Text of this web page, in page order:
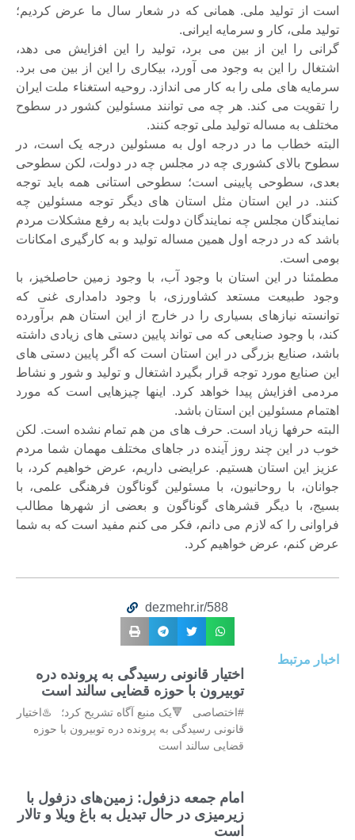
است از تولید ملی. همانی که در شعار سال ما عرض کردیم؛
تولید ملی، کار و سرمایه ایرانی.
گرانی را این از بین می برد، تولید را این افزایش می دهد،
اشتغال را این به وجود می آورد، بیکاری را این از بین می برد.
سرمایه های ملی را به کار می اندازد. روحیه استغناء ملت ایران
را تقویت می کند. هر چه می توانند مسئولین کشور در سطوح
مختلف به مساله تولید ملی توجه کنند.
البته خطاب ما در درجه اول به مسئولین درجه یک است، در
سطوح بالای کشوری چه در مجلس چه در دولت، لکن سطوحی
بعدی، سطوحی پایینی است؛ سطوحی استانی همه باید توجه
کنند. در این استان مثل استان های دیگر توجه مسئولین چه
نمایندگان مجلس چه نمایندگان دولت باید به رفع مشکلات مردم
باشد که در درجه اول همین مساله تولید و به کارگیری امکانات
بومی است.
مطمئنا در این استان با وجود آب، با وجود زمین حاصلخیز، با
وجود طبیعت مستعد کشاورزی، با وجود دامداری غنی که
توانسته نیازهای بسیاری را در خارج از این استان هم برآورده
کند، با وجود صنایعی که می تواند پایین دستی های زیادی داشته
باشد، صنایع بزرگی در این استان است که اگر پایین دستی های
این صنایع مورد توجه قرار بگیرد اشتغال و تولید و شور و نشاط
مردمی افزایش پیدا خواهد کرد. اینها چیزهایی است که مورد
اهتمام مسئولین این استان باشد.
البته حرفها زیاد است. حرف های من هم تمام نشده است. لکن
خوب در این چند روز آینده در جاهای مختلف مهمان شما مردم
عزیز این استان هستیم. عرایضی داریم، عرض خواهیم کرد، با
جوانان، با روحانیون، با مسئولین گوناگون فرهنگی علمی، با
بسیج، با دیگر قشرهای گوناگون و بعضی از شهرها مطالب
فراوانی را که لازم می دانم، فکر می کنم مفید است که به شما
عرض کنم، عرض خواهیم کرد.
dezmehr.ir/588
اخبار مرتبط
اختیار قانونی رسیدگی به پرونده دره
توبیرون با حوزه قضایی سالند است
#اختصاصی 🔻یک منبع آگاه تشریح کرد؛ ♨️اختیار
قانونی رسیدگی به پرونده دره توبیرون با حوزه
قضایی سالند است
امام جمعه دزفول: زمین‌های دزفول با
زیرمیزی در حال تبدیل به باغ ویلا و تالار
است